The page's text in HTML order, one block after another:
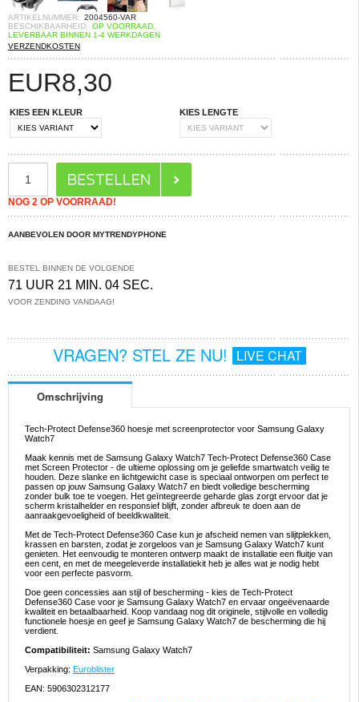
ARTIKELNUMMER: 2004560-VAR
BESCHIKBAARHEID: OP VOORRAAD.
LEVERBAAR BINNEN 1-4 WERKDAGEN
VERZENDKOSTEN
EUR8,30
KIES EEN KLEUR KIES LENGTE
NOG 2 OP VOORRAAD!
AANBEVOLEN DOOR MYTRENDYPHONE
BESTEL BINNEN DE VOLGENDE
71 UUR 21 MIN. 04 SEC.
VOOR ZENDING VANDAAG!
VRAGEN? STEL ZE NU! LIVE CHAT
Omschrijving
Tech-Protect Defense360 hoesje met screenprotector voor Samsung Galaxy
Watch7
Maak kennis met de Samsung Galaxy Watch7 Tech-Protect Defense360 Case
met Screen Protector - de ultieme oplossing om je geliefde smartwatch veilig te
houden. Deze slanke en lichtgewicht case is speciaal ontworpen om perfect te
passen op jouw Samsung Galaxy Watch7 en biedt volledige bescherming
zonder bulk toe te voegen. Het geïntegreerde geharde glas zorgt ervoor dat je
scherm kristalhelder en responsief blijft, zonder afbreuk te doen aan de
aanraakgevoeligheid of beeldkwaliteit.
Met de Tech-Protect Defense360 Case kun je afscheid nemen van slijtplekken,
krassen en barsten, zodat je zorgeloos van je Samsung Galaxy Watch7 kunt
genieten. Het eenvoudig te monteren ontwerp maakt de installatie een fluitje van
een cent, en met de meegeleverde installatiekit heb je alles wat je nodig hebt
voor een perfecte pasvorm.
Doe geen concessies aan stijl of bescherming - kies de Tech-Protect
Defense360 Case voor je Samsung Galaxy Watch7 en ervaar ongeëvenaarde
kwaliteit en betaalbaarheid. Koop vandaag nog dit originele, stijlvolle en volledig
functionele hoesje en geef je Samsung Galaxy Watch7 de bescherming die hij
verdient.
Compatibiliteit: Samsung Galaxy Watch7
Verpakking: Euroblister
EAN: 5906302312177